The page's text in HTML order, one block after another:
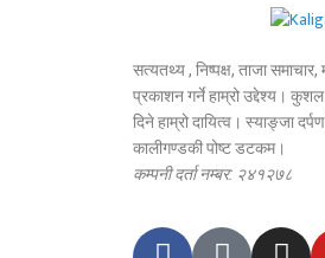
सत्यतथ्य , निष्पक्ष, ताजा
प्रकाशन गर्ने हाम्रो उद्देश्य।
दिने हाम्रो दायित्व। स्याङ्जा
कालीगण्डकी पोष्ट डटकम।
कम्पनी दर्ता नम्बर: २४१२७८